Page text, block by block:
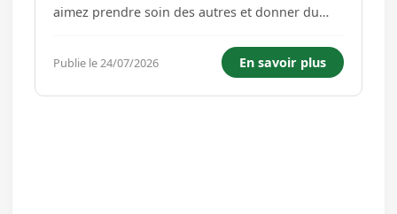
aimez prendre soin des autres et donner du
ménager(ère) pour renforcer notre équipe sur
le secteur de gy (70), franche comte, france
VOTRE MISSION : APPORTER CONFORT ET B...
Publie le 24/07/2026 En savoir plus